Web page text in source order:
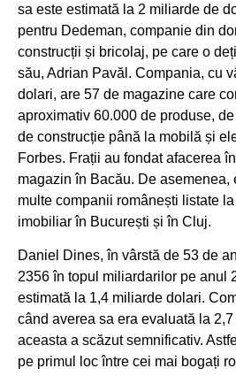
sa este estimată la 2 miliarde de
pentru Dedeman, companie din
construcții și bricolaj, pe care o
său, Adrian Pavăl. Compania, cu
dolari, are 57 de magazine care
aproximativ 60.000 de produse,
de construcție până la mobilă și
Forbes. Frații au fondat afacerea
magazin în Bacău. De asemenea,
multe companii românești listate
imobiliar în București și în Cluj.
Daniel Dines, în vârstă de 53 de
2356 în topul miliardarilor pe anul
estimată la 1,4 miliarde dolari.
când averea sa era evaluată la
aceasta a scăzut semnificativ.
pe primul loc între cei mai bogați